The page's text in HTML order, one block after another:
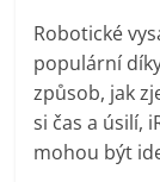
Robotické
populární
způsob, jak
si čas a úsilí,
mohou být